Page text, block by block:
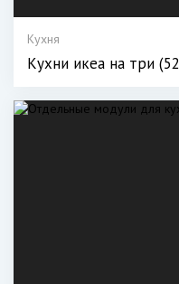
Кухня
Кухни икеа на три